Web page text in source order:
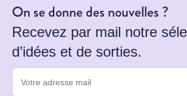
On se donne des nouvelles ?
Recevez par mail notre
d’idées et de sorties.